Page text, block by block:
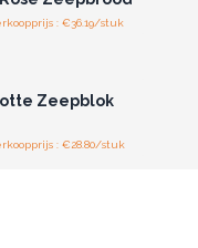
: €36.19/stuk
Zeepblok
: €28.80/stuk